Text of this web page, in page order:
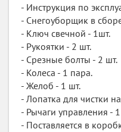
- Инструкция по
- Снегоуборщик в
- Ключ свечной - 1шт.
- Рукоятки - 2 шт.
- Срезные болты - 2 шт.
- Колеса - 1 пара.
- Желоб - 1 шт.
- Лопатка для чистки
- Рычаги управления -
- Поставляется в